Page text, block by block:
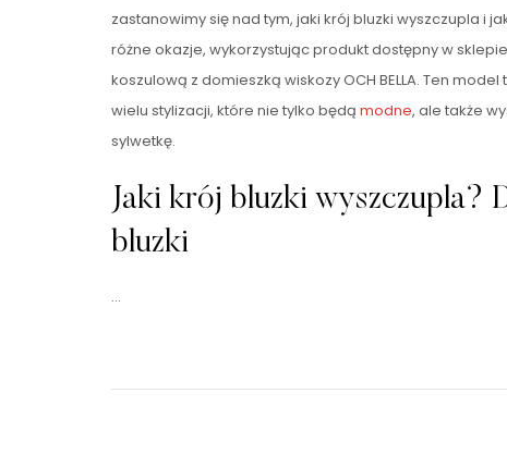
zastanowimy się nad tym, jaki krój bluzki wyszczupla i
różne okazje, wykorzystując produkt dostępny w
koszulową z domieszką wiskozy OCH BELLA. Ten
wielu stylizacji, które nie tylko będą modne, ale także
sylwetkę.
Jaki krój bluzki wyszczupla?
bluzki
…